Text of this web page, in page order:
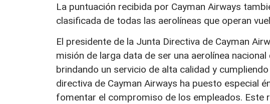
La puntuación recibida por Cayman Airways
clasificada de todas las aerolíneas que operan
El presidente de la Junta Directiva de Cayman
misión de larga data de ser una aerolínea
brindando un servicio de alta calidad y
directiva de Cayman Airways ha puesto especial
fomentar el compromiso de los empleados. Este